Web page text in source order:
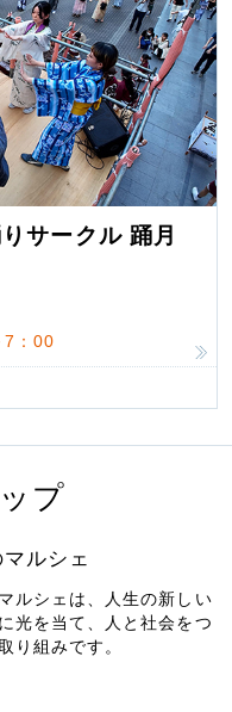
サークル 踊月
7：00
プ
ルシェ
ルシェは、人生の新しい
光を当て、人と社会をつ
り組みです。